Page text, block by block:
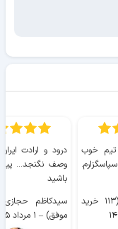
تیم خوب
ابوالفضل صالحی (۱۱۳ خرید
درود و ارادت
وصف نگنجد...
باشید
موفق) – ۱ مرداد ۱۴۰۵